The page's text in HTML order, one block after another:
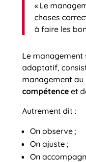
« Le
choses
à faire les
Le management
adaptatif,
management au
compétenceet
Autrement dit :
On observe ;
On ajuste ;
On